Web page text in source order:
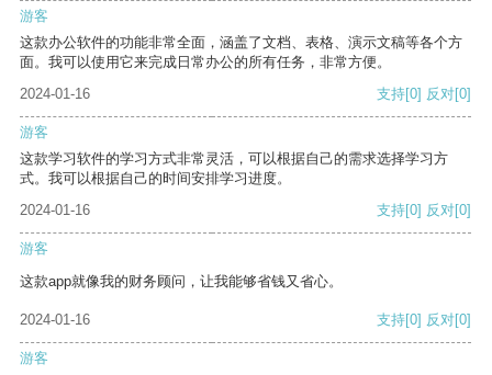
游客
这款办公软件的功能非常全面，涵盖了文档、表格、演示文稿等各个方
面。我可以使用它来完成日常办公的所有任务，非常方便。
2024-01-16
支持[0] 反对[0]
游客
这款学习软件的学习方式非常灵活，可以根据自己的需求选择学习方
式。我可以根据自己的时间安排学习进度。
2024-01-16
支持[0] 反对[0]
游客
这款app就像我的财务顾问，让我能够省钱又省心。
2024-01-16 支持[0] 反对[0]
游客